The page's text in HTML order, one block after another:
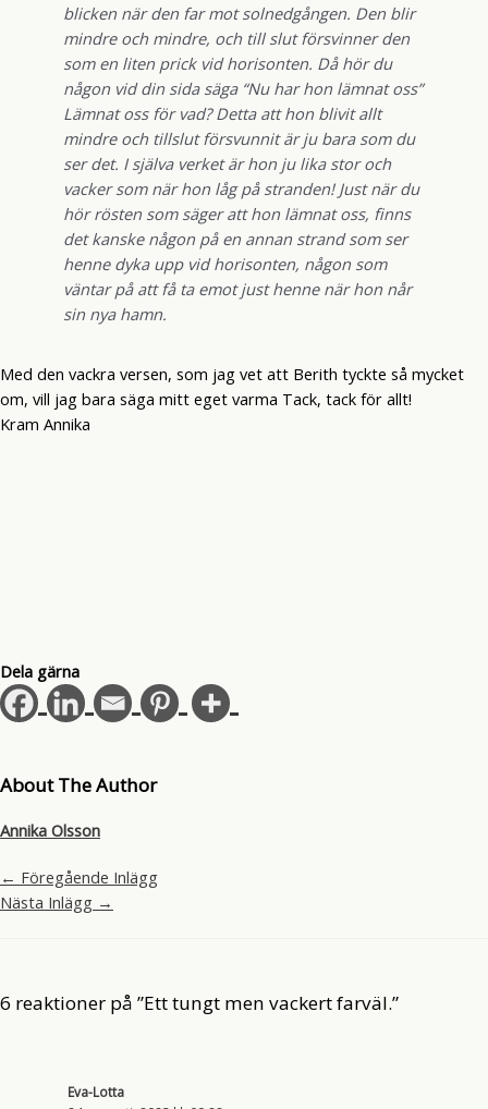
blicken när den far mot solnedgången. Den blir
mindre och mindre, och till slut försvinner den
som en liten prick vid horisonten. Då hör du
någon vid din sida säga “Nu har hon lämnat oss”
Lämnat oss för vad? Detta att hon blivit allt
mindre och tillslut försvunnit är ju bara som du
ser det. I själva verket är hon ju lika stor och
vacker som när hon låg på stranden! Just när du
hör rösten som säger att hon lämnat oss, finns
det kanske någon på en annan strand som ser
henne dyka upp vid horisonten, någon som
väntar på att få ta emot just henne när hon når
sin nya hamn.
Med den vackra versen, som jag vet att Berith tyckte så mycket
om, vill jag bara säga mitt eget varma Tack, tack för allt!
Kram Annika
Dela gärna
About The Author
Annika Olsson
← Föregående Inlägg
Nästa Inlägg →
6 reaktioner på ”Ett tungt men vackert farväl.”
Eva-Lotta